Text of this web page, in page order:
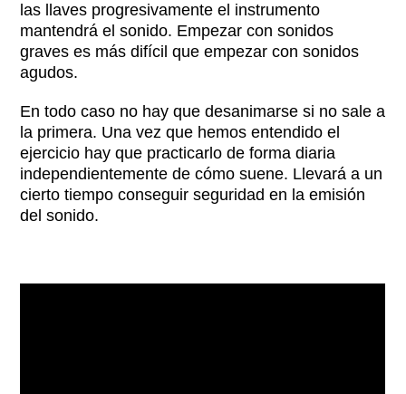
las llaves progresivamente el instrumento
mantendrá el sonido. Empezar con sonidos
graves es más difícil que empezar con sonidos
agudos.
En todo caso no hay que desanimarse si no sale a
la primera. Una vez que hemos entendido el
ejercicio hay que practicarlo de forma diaria
independientemente de cómo suene. Llevará a un
cierto tiempo conseguir seguridad en la emisión
del sonido.